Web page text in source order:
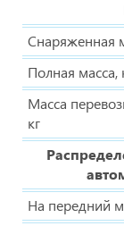
Снаряженная
Полная масса,
Масса
кг
На передний